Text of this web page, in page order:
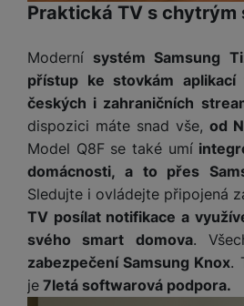
Praktická TV s chytrým
Moderní systém Samsung
přístup ke stovkám aplikací
českých i zahraničních
dispozici máte snad vše, od
Model Q8F se také umí
domácnosti, a to přes
Sledujte i ovládejte připojená
TV posílat notifikace a
svého smart domova.
zabezpečení Samsung Knox.
je 7letá softwarová podpora.